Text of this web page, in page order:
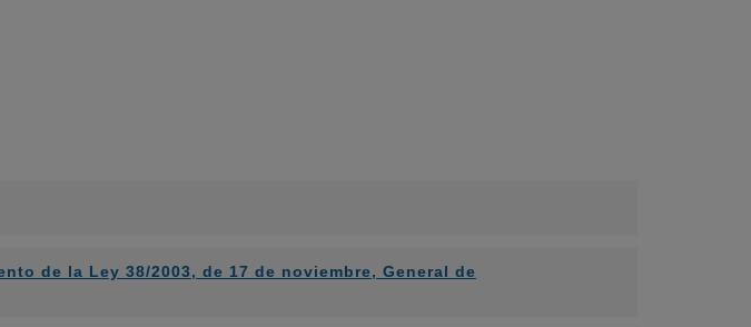
de la Ley 38/2003, de 17 de noviembre, General de